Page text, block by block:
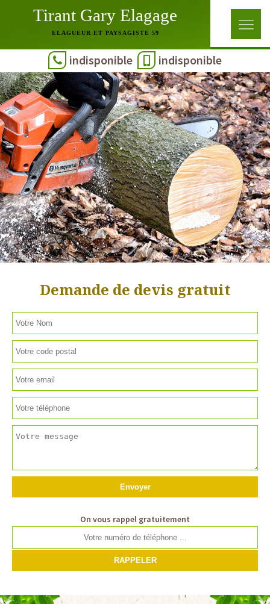
Tirant Gary Elagage
ELAGUEUR ET PAYSAGISTE 59
indisponible indisponible
Demande de devis gratuit
On vous rappel gratuitement